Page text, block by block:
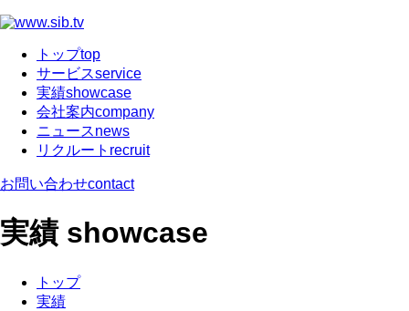
トップtop
サービスservice
実績showcase
会社案内company
ニュースnews
リクルート recruit
お問い合わせcontact
実績 showcase
トップ
実績